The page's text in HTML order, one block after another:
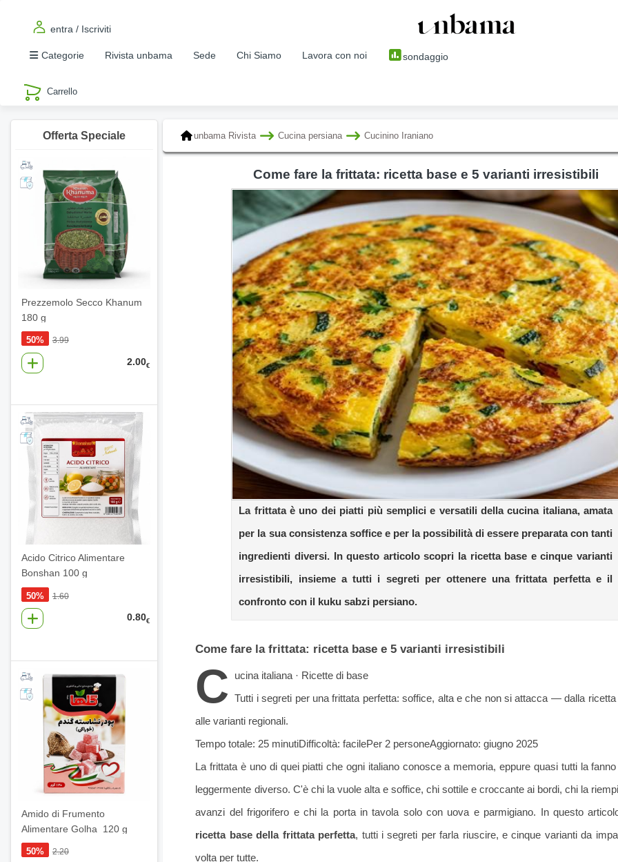
entra / Iscriviti
Categorie Rivista unbama Sede Chi Siamo Lavora con noi sondaggio
Offerta Speciale
Prezzemolo Secco Khanum
180 g
50% 3.99
2.00€
Acido Citrico Alimentare
Bonshan 100 g
50% 1.60
0.80€
Amido di Frumento
Alimentare Golha 120 g
50% 2.20
unbama Rivista Cucina persiana Cucinino Iraniano
Come fare la frittata: ricetta base e 5 varianti irresistibili
La frittata è uno dei piatti più semplici e versatili della cucina italiana, amata
per la sua consistenza soffice e per la possibilità di essere preparata con tanti
ingredienti diversi. In questo articolo scopri la ricetta base e cinque varianti
irresistibili, insieme a tutti i segreti per ottenere una frittata perfetta e il
confronto con il kuku sabzi persiano.
Come fare lafrittata: ricetta base e 5 varianti irresistibili
C
ucina italiana · Ricette di base
Tutti i segreti per una frittata perfetta: soffice, alta e che non si attacca — dalla
alle varianti regionali.
Tempo totale: 25 minutiDifficoltà: facilePer 2 personeAggiornato: giugno 2025
La frittata è uno di quei piatti che ogni italiano conosce a memoria, eppure quasi tutti la
leggermente diverso. C'è chi la vuole alta e soffice, chi sottile e croccante ai bordi, chi la
avanzi del frigorifero e chi la porta in tavola solo con uova e parmigiano. In questo
ricetta base della frittata perfetta, tutti i segreti per farla riuscire, e cinque varianti da
volta per tutte.